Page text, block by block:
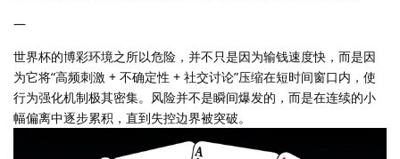
—
世界杯的博彩环境之所以危险，并不只是因为输钱速度快，而是因
为它将“高频刺激 + 不确定性 + 社交讨论”压缩在短时间窗口内，使
行为强化机制极其密集。风险并不是瞬间爆发的，而是在连续的小
幅偏离中逐步累积，直到失控边界被突破。